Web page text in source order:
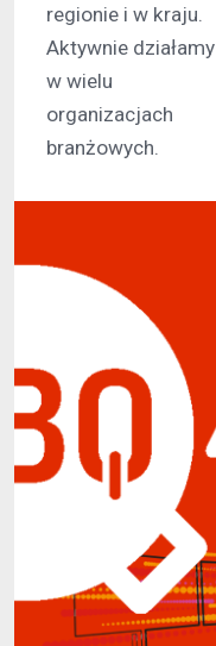
regionie i w kraju.
Aktywnie działamy
w wielu
organizacjach
branżowych.